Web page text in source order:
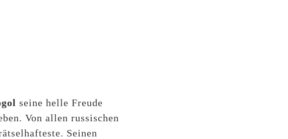
seine helle Freude
Von allen russischen
Seinen